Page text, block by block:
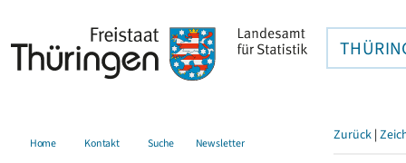
Home Kontakt Suche Newsletter Zurück |